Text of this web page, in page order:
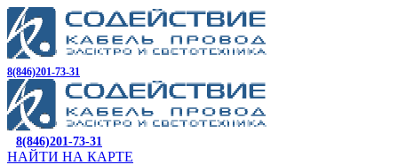
8(846)201-73-31
8(846)201-73-31
НАЙТИ НА КАРТЕ